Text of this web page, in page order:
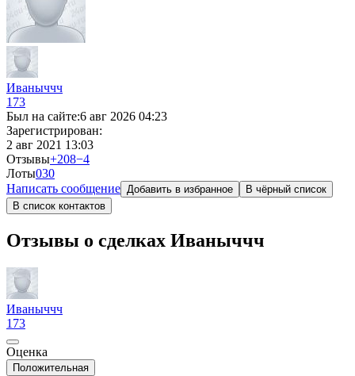
Иваныччч
173
Был на сайте:6 авг 2026 04:23
Зарегистрирован:
2 авг 2021 13:03
Отзывы+208−4
Лоты030
Написать сообщение Добавить в избранное
В чёрный список
В список контактов
Отзывы о сделках Иваныччч
Иваныччч
173
Оценка
Положительная